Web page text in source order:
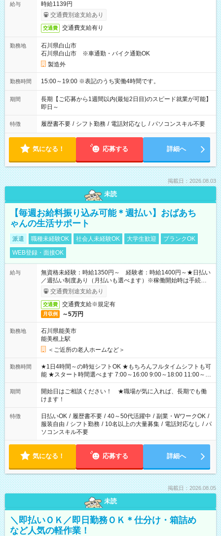
給与
時給1139円
交通費別途支給あり
交通費 交通費支給有り
勤務地
石川県白山市
石川県白山市 ※車通勤・バイク通勤OK
製造外
勤務時間 15:00～19:00 ※表記のうち実働4時間です。
期間
長期【ご応募から1週間以内(最短2日目)のスピード就業が可能】
即日～
特徴 履歴書不要 / シフト勤務 / 電話対応なし / パソコンスキル不要
気になる！ 応募する 詳細へ
掲載日：2026.08.03
未読
【毎週お給料振り込み可能＊週払い】おばあち
ゃんの生活サポート
派遣 職種未経験OK 社会人未経験OK 大学生歓迎
ブランクOK
WEB登録・面接OK
給与
無資格未経験：時給1350円～ 経験者：時給1400円～★日払い
／週払い制度あり（月払いも選べます）※稼働開始時は手続き完
了次第のお支払いとなります。
交通費別途支給あり
交通費 交通費支給※規定有
月収例 ～5万円
勤務地
石川県能美市
能美根上駅
＜ご近所の老人ホームなど＞
勤務時間
★1日4時間～の時短シフトOK ★もちろんフルタイムシフトも可
能 ★スタート時間選べます 7:00～16:00 9:00～18:00 11:00～
20:00 など 残業なし！ ※Wワークの場合、他のお仕事と合わせ
週40時間超の就業はご案内できません ※法令に基づき、週20時
間以上勤務は社会保険への加入対象となります ※労働者派遣法
（日雇い派遣の原則禁止）により、短時間・短期間の就業はご
案内が難しい場合があります
期間
開始日はご相談ください！ ★職場が気に入れば、長期でも働
けます！
特徴 日払いOK / 履歴書不要 / 40～50代活躍中 / 副業・WワークOK /
服装自由 / シフト勤務 / 10名以上の大量募集 / 電話対応なし / パ
ソコンスキル不要
気になる！ 応募する 詳細へ
掲載日：2026.08.05
未読
＼即払いＯＫ／即日勤務ＯＫ＊仕分け・箱詰め
など人気の軽作業！